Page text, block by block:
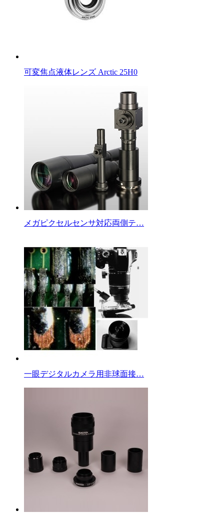
可変焦点液体レンズ Arctic 25H0
メガピクセルセンサ対応両側テ…
一眼デジタルカメラ用非球面接…